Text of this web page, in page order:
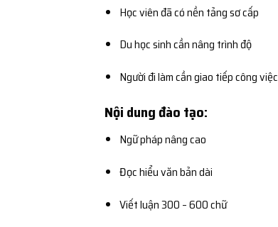
Học viên đã có nền tảng sơ cấp
Du học sinh cần nâng trình độ
Người đi làm cần giao tiếp công việc
Nội dung đào tạo:
Ngữ pháp nâng cao
Đọc hiểu văn bản dài
Viết luận 300 – 600 chữ